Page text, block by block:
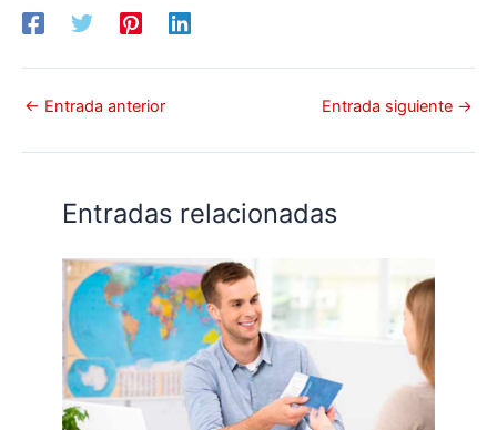
← Entrada anterior Entrada siguiente →
Entradas relacionadas